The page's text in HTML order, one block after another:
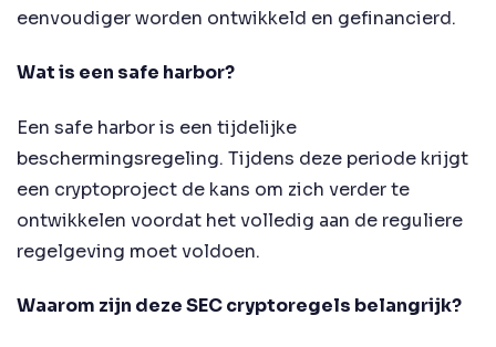
eenvoudiger worden ontwikkeld en gefinancierd.
Wat is een safe harbor?
Een safe harbor is een tijdelijke
beschermingsregeling. Tijdens deze periode krijgt
een cryptoproject de kans om zich verder te
ontwikkelen voordat het volledig aan de reguliere
regelgeving moet voldoen.
Waarom zijn deze SEC cryptoregels belangrijk?